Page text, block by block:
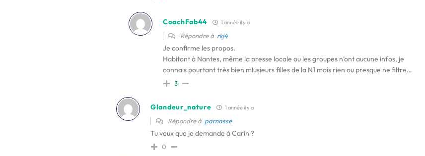
CoachFab44 1 année il y a
Répondre à rkj4
Je confirme les propos.
Habitant à Nantes, même la presse locale ou les groupes n’ont aucune infos, je
connais pourtant très bien mlusieurs filles de la N1 mais rien ou presque ne filtre…
3
Glandeur_nature 1 année il y a
Répondre à parnasse
Tu veux que je demande à Carin ?
0